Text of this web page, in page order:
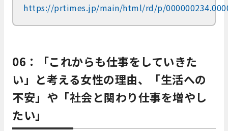
https://prtimes.jp/main/html/rd/p/
06：「これからも仕事をしていきた
い」と考える女性の理由、「生活への
不安」や「社会と関わり仕事を増やし
たい」